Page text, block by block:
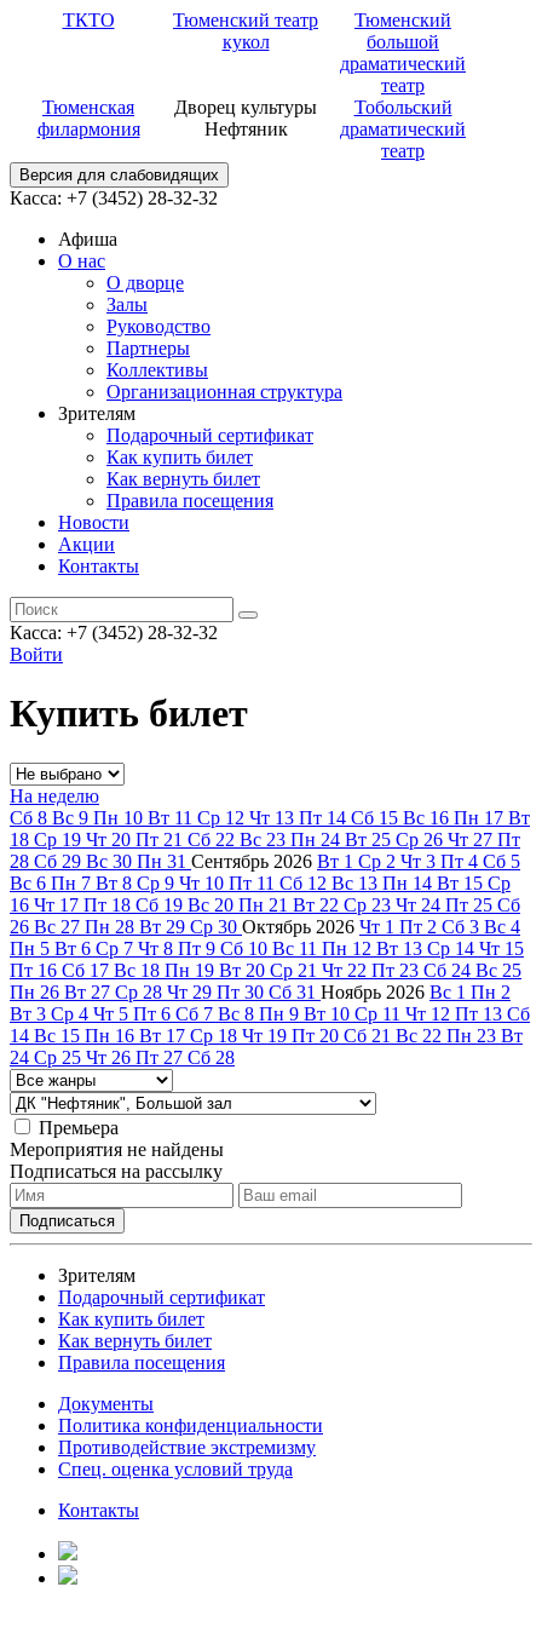
ТКТО
Тюменский театр
кукол
Тюменский
большой
драматический
театр
Тюменская
филармония
Дворец культуры
Нефтяник
Тобольский
драматический
театр
Версия для слабовидящих
Касса: +7 (3452) 28-32-32
Афиша
О нас
О дворце
Залы
Руководство
Партнеры
Коллективы
Организационная структура
Зрителям
Подарочный сертификат
Как купить билет
Как вернуть билет
Правила посещения
Новости
Акции
Контакты
Касса: +7 (3452) 28-32-32
Войти
Купить билет
На неделю
Сб 8 Вс 9 Пн 10 Вт 11 Ср 12 Чт 13 Пт 14 Сб 15 Вс 16 Пн 17 Вт
18 Ср 19 Чт 20 Пт 21 Сб 22 Вс 23 Пн 24 Вт 25 Ср 26 Чт 27 Пт
28 Сб 29 Вс 30 Пн 31 Сентябрь 2026 Вт 1 Ср 2 Чт 3 Пт 4 Сб 5
Вс 6 Пн 7 Вт 8 Ср 9 Чт 10 Пт 11 Сб 12 Вс 13 Пн 14 Вт 15 Ср
16 Чт 17 Пт 18 Сб 19 Вс 20 Пн 21 Вт 22 Ср 23 Чт 24 Пт 25 Сб
26 Вс 27 Пн 28 Вт 29 Ср 30 Октябрь 2026 Чт 1 Пт 2 Сб 3 Вс 4
Пн 5 Вт 6 Ср 7 Чт 8 Пт 9 Сб 10 Вс 11 Пн 12 Вт 13 Ср 14 Чт 15
Пт 16 Сб 17 Вс 18 Пн 19 Вт 20 Ср 21 Чт 22 Пт 23 Сб 24 Вс 25
Пн 26 Вт 27 Ср 28 Чт 29 Пт 30 Сб 31 Ноябрь 2026 Вс 1 Пн 2
Вт 3 Ср 4 Чт 5 Пт 6 Сб 7 Вс 8 Пн 9 Вт 10 Ср 11 Чт 12 Пт 13 Сб
14 Вс 15 Пн 16 Вт 17 Ср 18 Чт 19 Пт 20 Сб 21 Вс 22 Пн 23 Вт
24 Ср 25 Чт 26 Пт 27 Сб 28
Премьера
Мероприятия не найдены
Подписаться на рассылку
Зрителям
Подарочный сертификат
Как купить билет
Как вернуть билет
Правила посещения
Документы
Политика конфиденциальности
Противодействие экстремизму
Спец. оценка условий труда
Контакты